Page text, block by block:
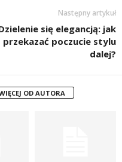
Następny artykuł
się elegancją: jak
przekazać poczucie stylu
dalej?
OD AUTORA